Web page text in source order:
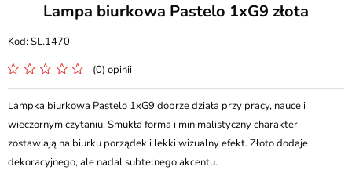
Lampa biurkowa Pastelo 1xG9 złota
SL.1470
(0) opinii
Lampka biurkowa Pastelo 1xG9 dobrze działa przy pracy, nauce i
wieczornym czytaniu. Smukła forma i minimalistyczny charakter
zostawiają na biurku porządek i lekki wizualny efekt. Złoto dodaje
dekoracyjnego, ale nadal subtelnego akcentu.